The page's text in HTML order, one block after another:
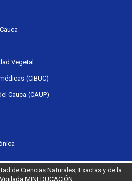
Vegetal
(CIBUC)
Cauca (CAUP)
de Ciencias Naturales, Exactas y de la
Vigilada MINEDUCACIÓN